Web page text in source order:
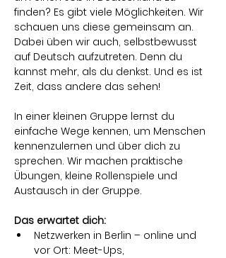
finden? Es gibt viele Möglichkeiten. Wir
schauen uns diese gemeinsam an.
Dabei üben wir auch, selbstbewusst
auf Deutsch aufzutreten. Denn du
kannst mehr, als du denkst. Und es ist
Zeit, dass andere das sehen!
In einer kleinen Gruppe lernst du
einfache Wege kennen, um Menschen
kennenzulernen und über dich zu
sprechen. Wir machen praktische
Übungen, kleine Rollenspiele und
Austausch in der Gruppe.
Das erwartet dich:
Netzwerken in Berlin – online und
vor Ort: Meet-Ups,